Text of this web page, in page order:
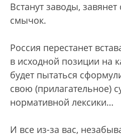
Встанут заводы, завянет
смычок.
Россия перестанет
в исходной позиции на
будет пытаться
свою (прилагательное)
нормативной лексики…
И все из-за вас,